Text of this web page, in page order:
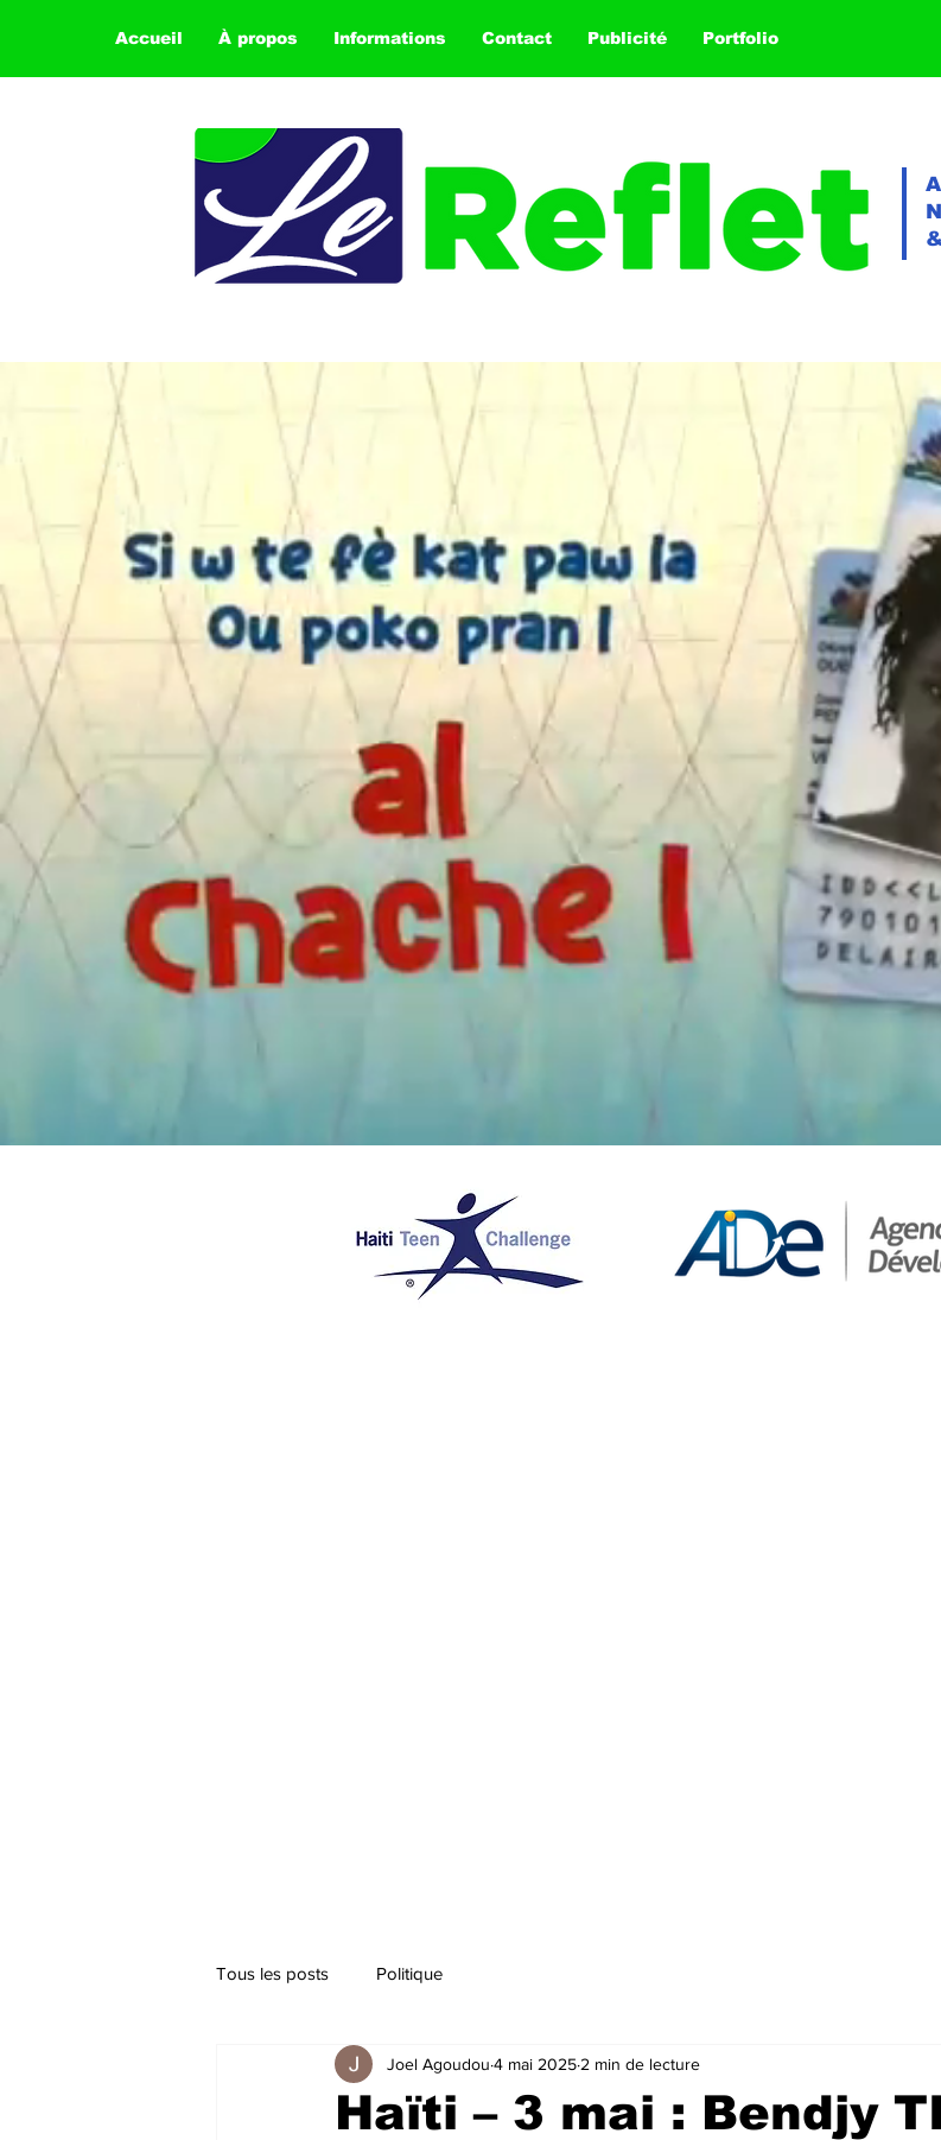
Accueil À propos Informations Contact Publicité Portfolio
Tous les posts Politique
Haïti – 3 mai : Bendjy
Joel Agoudou 4 mai 2025 2 min de lecture